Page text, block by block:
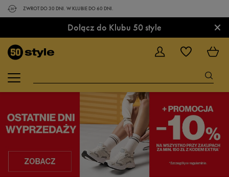
ZWROT DO 30 DNI. W KLUBIE DO 60 DNI.
Dołącz do Klubu 50 style ×